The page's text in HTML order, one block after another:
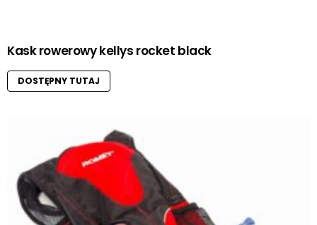
Kask rowerowy kellys rocket black
DOSTĘPNY TUTAJ